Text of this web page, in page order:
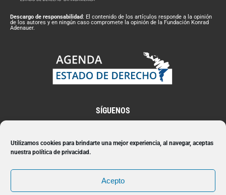
Utilizamos cookies para brindarte una mejor experiencia, al navegar, aceptas
nuestra política de privacidad.
Acepto
Descargo de responsabilidad: El contenido de los artículos responde a la opinión
de los autores y en ningún caso compromete la opinión de la Fundación Konrad
Adenauer.
SÍGUENOS
Suscribir